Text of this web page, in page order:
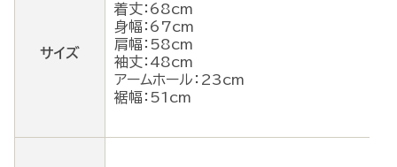
サイズ
着丈：68cm
身幅：67cm
肩幅：58cm
袖丈：48cm
アームホール：23cm
裾幅：51cm